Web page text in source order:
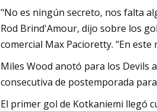
"No es ningún secreto, nos falta
Rod Brind'Amour, dijo sobre los
comercial Max Pacioretty. "En
Miles Wood anotó para los Devils
consecutiva de postemporada
El primer gol de Kotkaniemi llegó